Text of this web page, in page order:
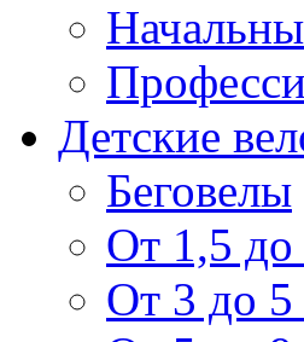
Детские
Беговелы
От 1,5 до
От 3 до